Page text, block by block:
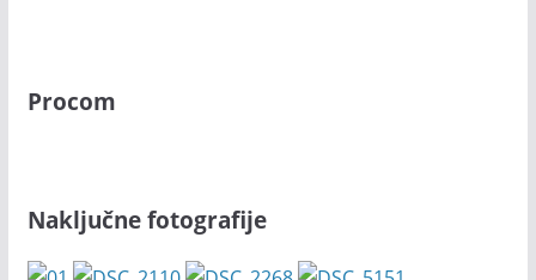
Procom
Naključne fotografije